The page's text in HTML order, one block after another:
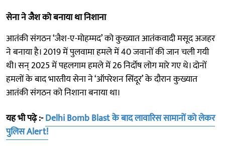
सेना ने जैश को बनाया था निशाना
आतंकी संगठन ‘जैश-ए-मोहम्मद’ को कुख्यात आतंकवादी मसूद अजहर
ने बनाया है। 2019 में पुलवामा हमले में 40 जवानों की जान चली गयी
थी। सन् 2025 में पहलगाम हमले में 26 निर्दोष लोग मारे गए थे। दोनों
हमलों के बाद भारतीय सेना ने ‘ऑपरेशन सिंदूर’ के दौरान कुख्यात
आतंकी संगठन को निशाना बनाया था।
यह भी पढ़े :-Delhi Bomb Blast के बाद लावारिस सामानों को लेकर
पुलिस Alert!